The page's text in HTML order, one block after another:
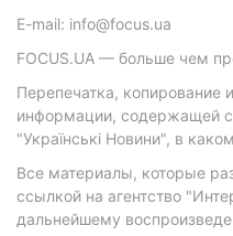
E-mail: info@focus.ua
FOCUS.UA — больше чем
Перепечатка, копирование
информации, содержащей
"Українські Новини", в
Все материалы, которые
ссылкой на агентство
дальнейшему